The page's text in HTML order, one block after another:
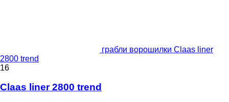
грабли ворошилки Claas liner
2800 trend
16
Claas liner 2800 trend